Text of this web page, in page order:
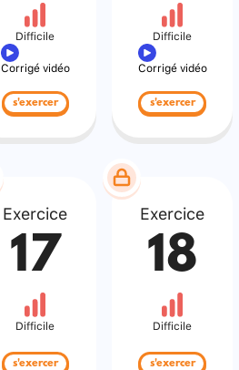
Difficile
Corrigé vidéo
s'exercer
Difficile
Corrigé vidéo
s'exercer
Exercice
17
Difficile
s'exercer
Exercice
18
Difficile
s'exercer